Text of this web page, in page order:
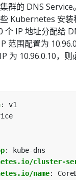
群的 DNS
Kubernetes 安装
个 IP 地址分配给
范围配置为
为 10.96.0.10，
:
v1
:
kube-dns
cluster-
name: